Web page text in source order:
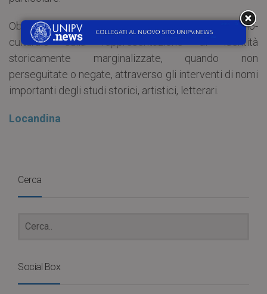
Obiettivo dell’evento è proporre una riflessione socio-
culturale sulla rappresentazione di identità
storicamente marginalizzate, quando non
perseguitate o negate, attraverso gli interventi di nomi
importanti degli studi storici, artistici, letterari.
Locandina
Cerca
Social Box